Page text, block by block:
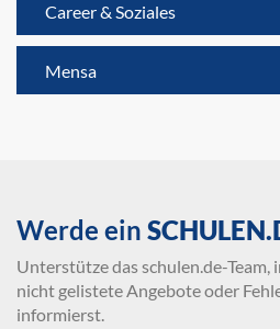
Career & Soziales
Mensa
Werde ein
Unterstütze das schulen.de-Team,
nicht gelistete Angebote oder
informierst.